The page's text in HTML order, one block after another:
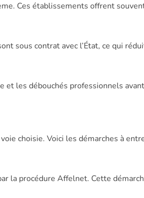
Ces établissements offrent
sous contrat avec l’État, ce qui
et les débouchés professionnels
choisie. Voici les démarches à
la procédure Affelnet. Cette